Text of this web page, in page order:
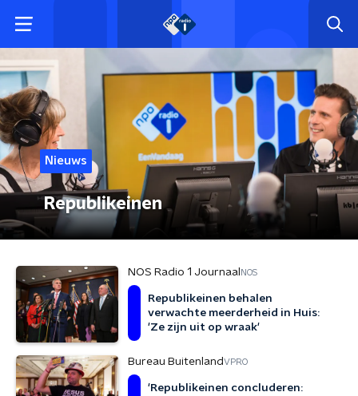
Nieuws
Republikeinen
NOS Radio 1 Journaal NOS
Republikeinen behalen
verwachte meerderheid in Huis:
'Ze zijn uit op wraak'
Bureau BuitenlandVPRO
'Republikeinen concluderen: